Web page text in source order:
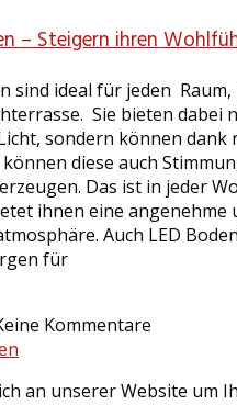
– Steigern ihren
sind ideal für jeden
Sie bieten dabei
sondern können dank
diese auch
Das ist in jeder
ihnen eine angenehme
Auch LED
für
Kommentare
an unserer Website um